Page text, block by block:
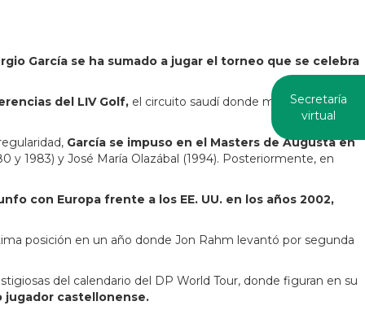
Secretaría
virtual
García se ha sumado a jugar el torneo que se celebra
del LIV Golf, el circuito saudí donde milita junto con
García se impuso en el Masters de Augusta en
1983) y José María Olazábal (1994). Posteriormente, en
con Europa frente a los EE. UU. en los años 2002,
posición en un año donde Jon Rahm levantó por segunda
del calendario del DP World Tour, donde figuran en su
jugador castellonense.